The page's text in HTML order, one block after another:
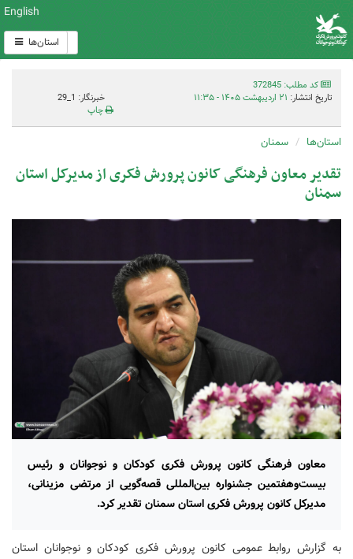
English
استان‌ها
کد مطلب: 372845
تاریخ انتشار: ۲۱ اردیبهشت ۱۴۰۵ - ۱۱:۳۵
خبرنگار: 1_29
چاپ
استان‌ها سمنان
تقدیر معاون فرهنگی کانون پرورش فکری از مدیرکل استان
سمنان
معاون فرهنگی کانون پرورش فکری کودکان و نوجوانان و رئیس
بیست‌وهفتمین جشنواره بین‌المللی قصه‌گویی از مرتضی مزینانی،
مدیرکل کانون پرورش فکری استان سمنان تقدیر کرد.
به گزارش روابط عمومی کانون پرورش فکری کودکان و نوجوانان استان